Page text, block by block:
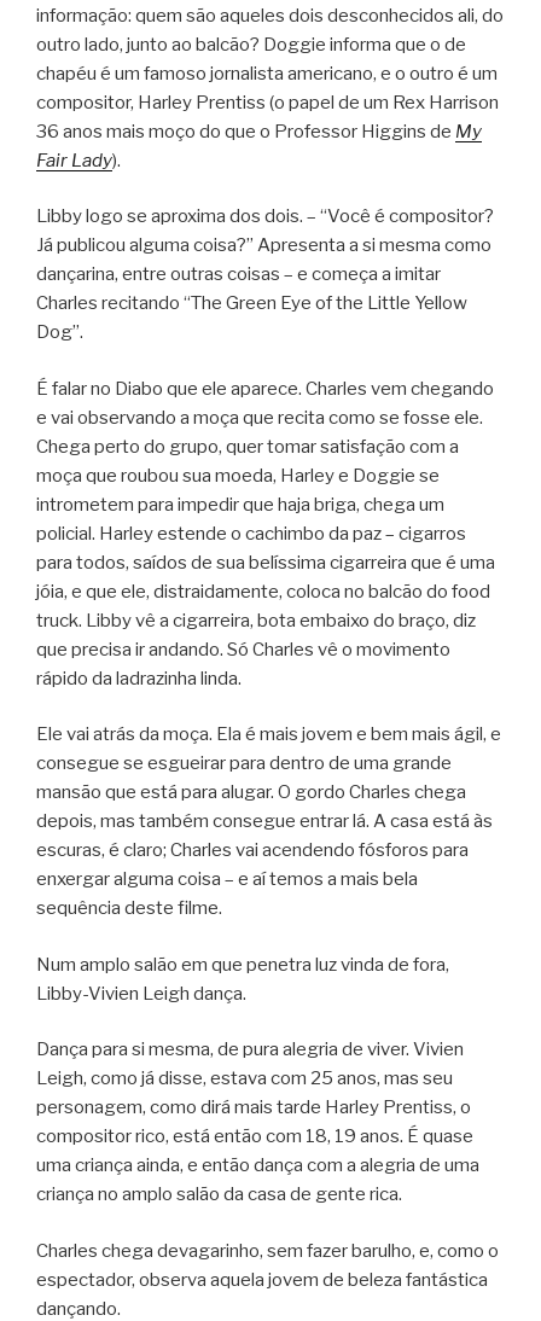
informação: quem são aqueles dois desconhecidos ali, do
outro lado, junto ao balcão? Doggie informa que o de
chapéu é um famoso jornalista americano, e o outro é um
compositor, Harley Prentiss (o papel de um Rex Harrison
36 anos mais moço do que o Professor Higgins de My
Fair Lady).
Libby logo se aproxima dos dois. – “Você é compositor?
Já publicou alguma coisa?” Apresenta a si mesma como
dançarina, entre outras coisas – e começa a imitar
Charles recitando “The Green Eye of the Little Yellow
Dog”.
É falar no Diabo que ele aparece. Charles vem chegando
e vai observando a moça que recita como se fosse ele.
Chega perto do grupo, quer tomar satisfação com a
moça que roubou sua moeda, Harley e Doggie se
intrometem para impedir que haja briga, chega um
policial. Harley estende o cachimbo da paz – cigarros
para todos, saídos de sua belíssima cigarreira que é uma
jóia, e que ele, distraidamente, coloca no balcão do food
truck. Libby vê a cigarreira, bota embaixo do braço, diz
que precisa ir andando. Só Charles vê o movimento
rápido da ladrazinha linda.
Ele vai atrás da moça. Ela é mais jovem e bem mais ágil, e
consegue se esgueirar para dentro de uma grande
mansão que está para alugar. O gordo Charles chega
depois, mas também consegue entrar lá. A casa está às
escuras, é claro; Charles vai acendendo fósforos para
enxergar alguma coisa – e aí temos a mais bela
sequência deste filme.
Num amplo salão em que penetra luz vinda de fora,
Libby-Vivien Leigh dança.
Dança para si mesma, de pura alegria de viver. Vivien
Leigh, como já disse, estava com 25 anos, mas seu
personagem, como dirá mais tarde Harley Prentiss, o
compositor rico, está então com 18, 19 anos. É quase
uma criança ainda, e então dança com a alegria de uma
criança no amplo salão da casa de gente rica.
Charles chega devagarinho, sem fazer barulho, e, como o
espectador, observa aquela jovem de beleza fantástica
dançando.